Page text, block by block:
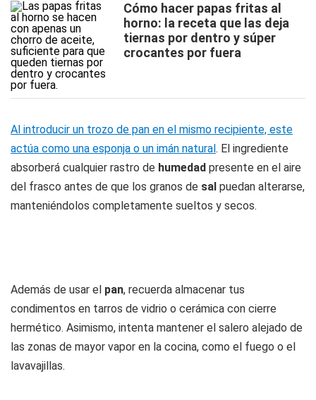
Cómo hacer papas fritas al
horno: la receta que las deja
tiernas por dentro y súper
crocantes por fuera
Al introducir un trozo de pan en el mismo recipiente, este
actúa como una esponja o un imán natural. El ingrediente
absorberá cualquier rastro de humedad presente en el aire
del frasco antes de que los granos de sal puedan alterarse,
manteniéndolos completamente sueltos y secos.
Además de usar el pan, recuerda almacenar tus
condimentos en tarros de vidrio o cerámica con cierre
hermético. Asimismo, intenta mantener el salero alejado de
las zonas de mayor vapor en la cocina, como el fuego o el
lavavajillas.